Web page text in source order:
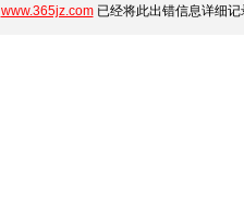
www.365jz.com已经将此出错信息详细记